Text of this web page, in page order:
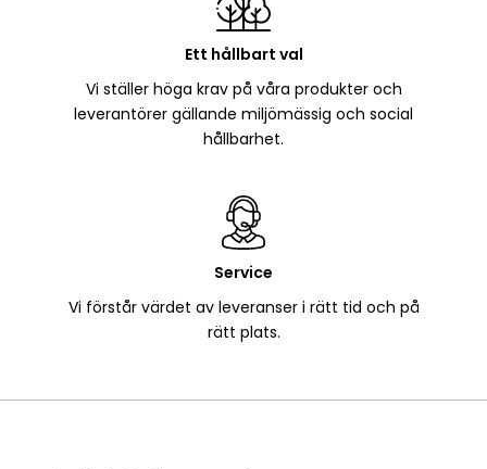
Ett hållbart val
Vi ställer höga krav på våra produkter och
leverantörer gällande miljömässig och social
hållbarhet.
Service
Vi förstår värdet av leveranser i rätt tid och på
rätt plats.